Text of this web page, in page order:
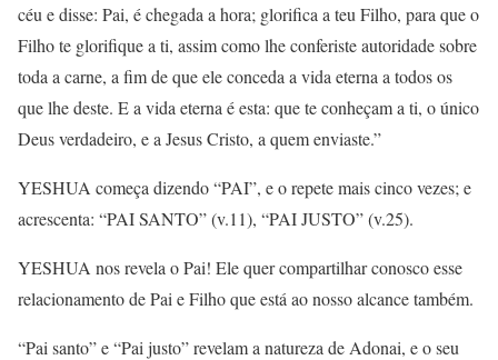
céu e disse: Pai, é chegada a hora; glorifica a teu Filho, para que o
Filho te glorifique a ti, assim como lhe conferiste autoridade sobre
toda a carne, a fim de que ele conceda a vida eterna a todos os
que lhe deste. E a vida eterna é esta: que te conheçam a ti, o único
Deus verdadeiro, e a Jesus Cristo, a quem enviaste.”
YESHUA começa dizendo “PAI”, e o repete mais cinco vezes; e
acrescenta: “PAI SANTO” (v.11), “PAI JUSTO” (v.25).
YESHUA nos revela o Pai! Ele quer compartilhar conosco esse
relacionamento de Pai e Filho que está ao nosso alcance também.
“Pai santo” e “Pai justo” revelam a natureza de Adonai, e o seu